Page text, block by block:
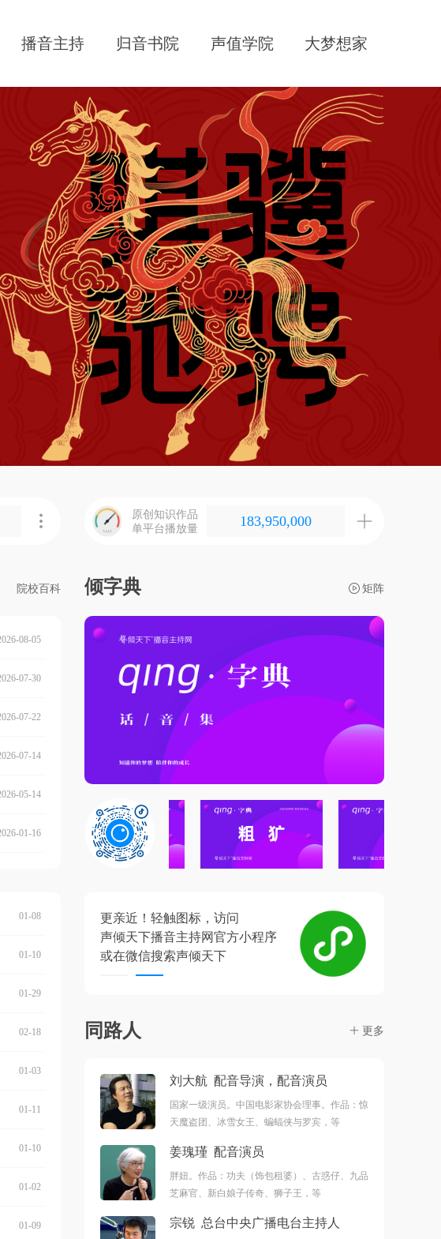
播音主持 归音书院 声值学院 大梦想家
原创知识作品
单平台播放量
183,950,000
院校百科
08-05
07-30
07-22
07-14
05-14
01-16
01-08
01-10
01-29
02-18
01-03
01-11
01-10
01-02
01-09
倾字典 ꄤ 矩阵
ꄶ 更多
刘大航 配音导演，配音演员
国家一级演员。中国电影家协会理事。作品：惊
天魔盗团、冰雪女王、蝙蝠侠与罗宾，等
姜瑰瑾 配音演员
胖妞。作品：功夫（饰包租婆）、古惑仔、九品
芝麻官、新白娘子传奇、狮子王，等
宗锐 总台中央广播电台主持人
同路人
更亲近！轻触图标，访问
声倾天下播音主持网官方小程序
或在微信搜索声倾天下